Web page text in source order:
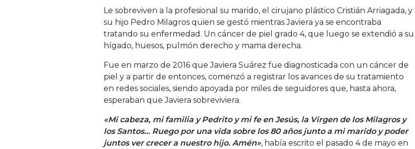
Le sobreviven a la profesional su marido, el cirujano plástico Cristián Arriagada, y
su hijo Pedro Milagros quien se gestó mientras Javiera ya se encontraba
tratando su enfermedad. Un cáncer de piel grado 4, que luego se extendió a su
hígado, huesos, pulmón derecho y mama derecha.
Fue en marzo de 2016 que Javiera Suárez fue diagnosticada con un cáncer de
piel y a partir de entonces, comenzó a registrar los avances de su tratamiento
en redes sociales, siendo apoyada por miles de seguidores que, hasta ahora,
esperaban que Javiera sobreviviera.
«Mi cabeza, mi familia y Pedrito y mi fe en Jesús, la Virgen de los Milagros y
los Santos… Ruego por una vida sobre los 80 años junto a mi marido y poder
juntos ver crecer a nuestro hijo. Amén», había escrito el pasado 4 de mayo en